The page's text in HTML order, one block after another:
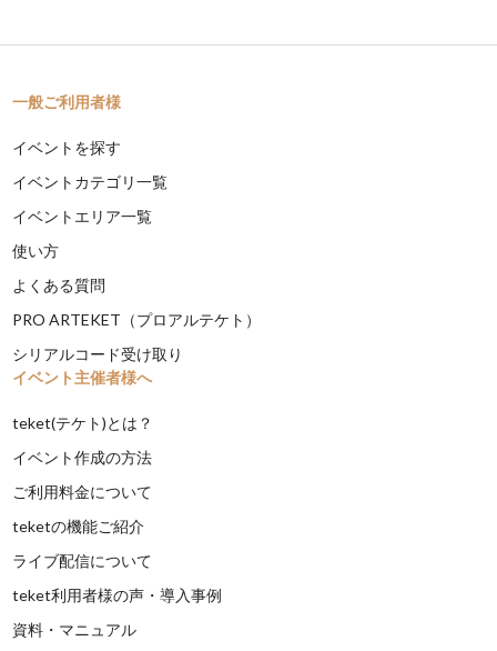
一般ご利用者様
イベントを探す
イベントカテゴリ一覧
イベントエリア一覧
使い方
よくある質問
PRO ARTEKET（プロアルテケト）
シリアルコード受け取り
イベント主催者様へ
teket(テケト)とは？
イベント作成の方法
ご利用料金について
teketの機能ご紹介
ライブ配信について
teket利用者様の声・導入事例
資料・マニュアル